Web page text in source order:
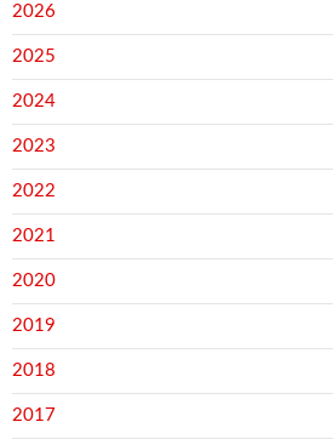
2026
2025
2024
2023
2022
2021
2020
2019
2018
2017